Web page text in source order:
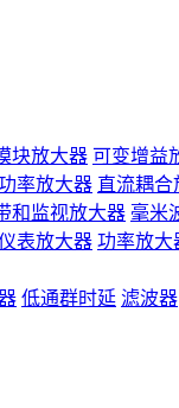
块放大器 可变增益
率放大器 直流耦合
和监视放大器 毫米
表放大器 功率放大
低通群时延 滤波器